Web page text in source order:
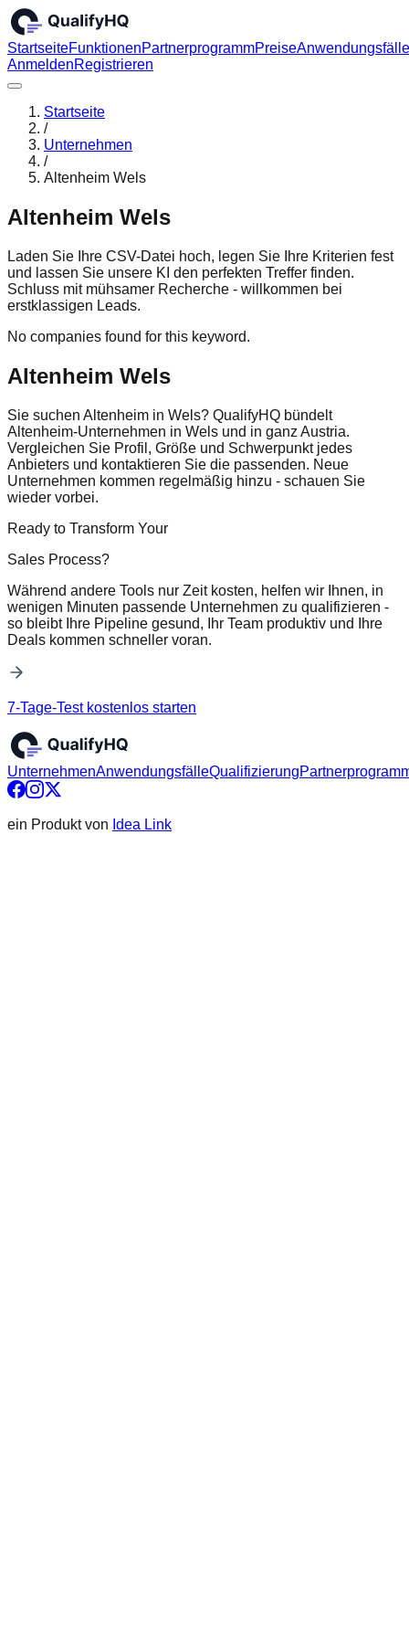
StartseiteFunktionenPartnerprogrammPreiseAnwendungsfälle
AnmeldenRegistrieren
Startseite
/
Unternehmen
/
Altenheim Wels
Altenheim Wels
Laden Sie Ihre CSV-Datei hoch, legen Sie Ihre Kriterien fest
und lassen Sie unsere KI den perfekten Treffer finden.
Schluss mit mühsamer Recherche - willkommen bei
erstklassigen Leads.
No companies found for this keyword.
Altenheim Wels
Sie suchen Altenheim in Wels? QualifyHQ bündelt
Altenheim-Unternehmen in Wels und in ganz Austria.
Vergleichen Sie Profil, Größe und Schwerpunkt jedes
Anbieters und kontaktieren Sie die passenden. Neue
Unternehmen kommen regelmäßig hinzu - schauen Sie
wieder vorbei.
Ready to Transform Your
Sales Process?
Während andere Tools nur Zeit kosten, helfen wir Ihnen, in
wenigen Minuten passende Unternehmen zu qualifizieren -
so bleibt Ihre Pipeline gesund, Ihr Team produktiv und Ihre
Deals kommen schneller voran.
7-Tage-Test kostenlos starten
UnternehmenAnwendungsfälleQualifizierung
ein Produkt von Idea Link